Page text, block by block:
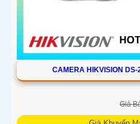
CAMERA HIKVISION
Giá